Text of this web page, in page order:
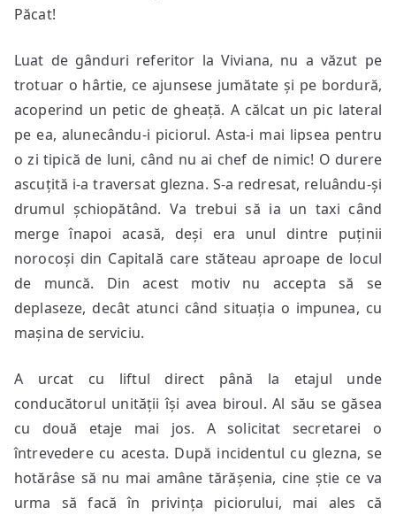
Păcat!
Luat de gânduri referitor la Viviana, nu a văzut pe
trotuar o hârtie, ce ajunsese jumătate și pe bordură,
acoperind un petic de gheață. A călcat un pic lateral
pe ea, alunecându-i piciorul. Asta-i mai lipsea pentru
o zi tipică de luni, când nu ai chef de nimic! O durere
ascuțită i-a traversat glezna. S-a redresat, reluându-și
drumul șchiopătând. Va trebui să ia un taxi când
merge înapoi acasă, deși era unul dintre puținii
norocoși din Capitală care stăteau aproape de locul
de muncă. Din acest motiv nu accepta să se
deplaseze, decât atunci când situația o impunea, cu
mașina de serviciu.
A urcat cu liftul direct până la etajul unde
conducătorul unității își avea biroul. Al său se găsea
cu două etaje mai jos. A solicitat secretarei o
întrevedere cu acesta. După incidentul cu glezna, se
hotărâse să nu mai amâne tărășenia, cine știe ce va
urma să facă în privința piciorului, mai ales că